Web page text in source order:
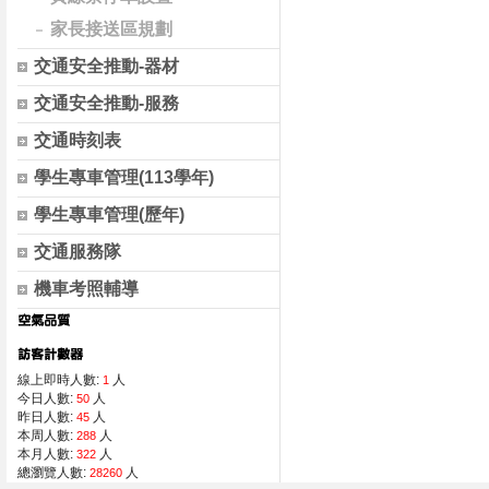
家長接送區規劃
交通安全推動-器材
交通安全推動-服務
交通時刻表
學生專車管理(113學年)
學生專車管理(歷年)
交通服務隊
機車考照輔導
線上即時人數: 1 人
今日人數: 50 人
昨日人數: 45 人
本周人數: 288 人
本月人數: 322 人
總瀏覽人數: 28260 人